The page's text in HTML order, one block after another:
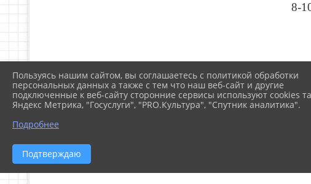
8-
2
3
Пользуясь нашим сайтом, вы соглашаетесь с политикой обработки
персональных данных а также с тем что наш веб-сайт и другие
подключенные к веб-сайту сторонние сервисы используют cookies
Яндекс Метрика, "Госуслуги", "PRO.Культура", "Спутник аналитика".
Подробнее
Подтверждаю